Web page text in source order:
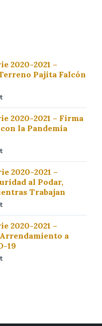
2020-2021 –
Pajita Falcón
2020-2021 – Firma
la Pandemia
2020-2021 –
al Podar,
Trabajan
2020-2021 –
a
19